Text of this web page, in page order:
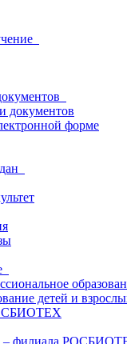
документов
форме
детей и
филиала